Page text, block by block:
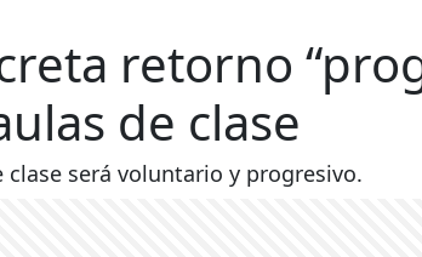
retorno
de clase
será voluntario y progresivo.